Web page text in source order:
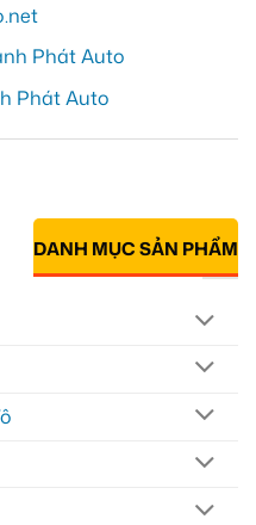
Phát Auto
Phát Auto
DANH MỤC SẢN PHẨM